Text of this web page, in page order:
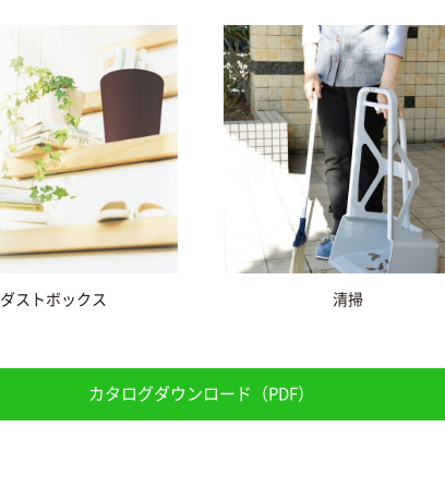
ダストボックス 清掃
カタログダウンロード（PDF）